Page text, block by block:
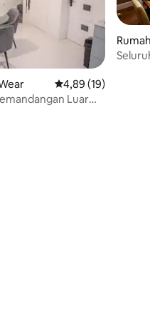
Nilai rata-rata 4,89
4,89 (19)
Luar